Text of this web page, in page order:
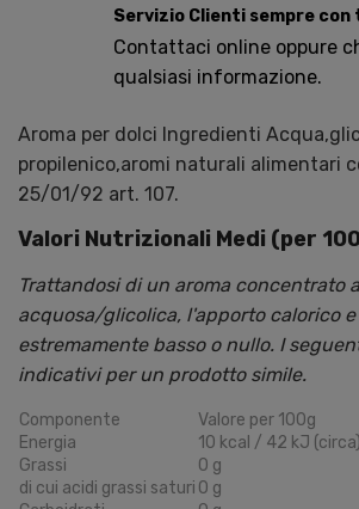
Servizio Clienti sempre con
Contattaci online oppure
qualsiasi informazione.
Aroma per dolci Ingredienti
propilenico,aromi naturali alimentari
25/01/92 art. 107.
Valori Nutrizionali Medi (per
Trattandosi di un aroma concentrato
acquosa/glicolica, l'apporto calorico
estremamente basso o nullo. I
indicativi per un prodotto simile.
Componente
Valore per 100g
Energia
10 kcal / 42 kJ (circa)
Grassi
0 g
di cui acidi grassi saturi 0 g